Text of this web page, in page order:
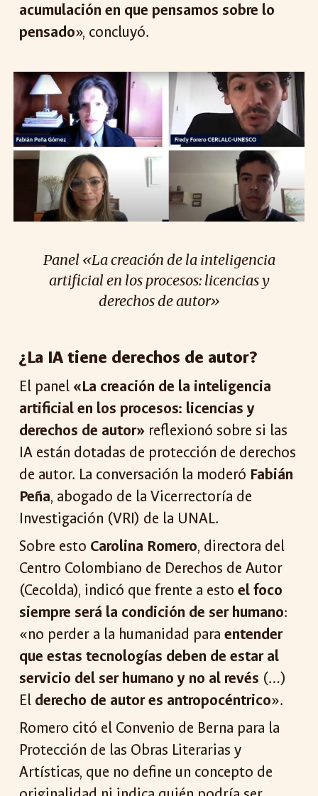
acumulación en que pensamos sobre lo
pensado», concluyó.
Panel «La creación de la inteligencia
artificial en los procesos: licencias y
derechos de autor»
¿La IA tiene derechos de autor?
El panel«La creación de la inteligencia
artificial en los procesos: licencias y
derechos de autor» reflexionó sobre si las
IA están dotadas de protección de derechos
de autor. La conversación la moderó Fabián
Peña, abogado de la Vicerrectoría de
Investigación (VRI) de la UNAL.
Sobre esto Carolina Romero, directora del
Centro Colombiano de Derechos de Autor
(Cecolda), indicó que frente a estoel foco
siempre será la condición de ser humano:
«no perder a la humanidad paraentender
que estas tecnologías deben de estar al
servicio del ser humano y no al revés (…)
El derecho de autor es antropocéntrico».
Romero citó el Convenio de Berna para la
Protección de las Obras Literarias y
Artísticas, que no define un concepto de